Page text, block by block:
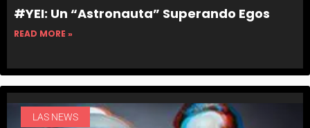
#YEI: Un “Astronauta” Superando Egos
READ MORE »
LAS NEWS